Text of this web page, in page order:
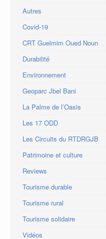
Autres
Covid-19
CRT Guelmim Oued Noun
Durabilité
Environnement
Geoparc Jbel Bani
La Palme de l’Oasis
Les 17 ODD
Les Circuits du RTDRGJB
Patrimoine et culture
Reviews
Tourisme durable
Tourisme rural
Tourisme solidaire
Vidéos